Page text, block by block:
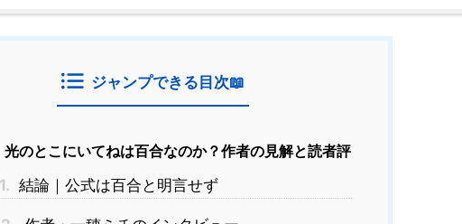
ジャンプできる目次📖
光のとこにいてねは百合なのか？作者の見解と読者評
結論｜公式は百合と明言せず